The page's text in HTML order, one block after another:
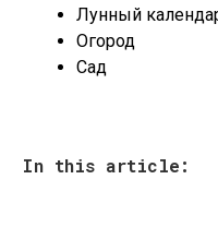
Лунный
Огород
Сад
In this article: